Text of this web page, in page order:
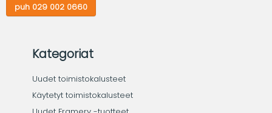
puh 029 002 0660
Kategoriat
Uudet toimistokalusteet
Käytetyt toimistokalusteet